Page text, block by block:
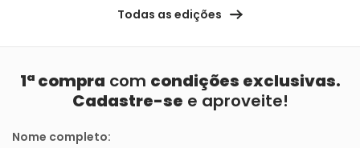
Todas as edições